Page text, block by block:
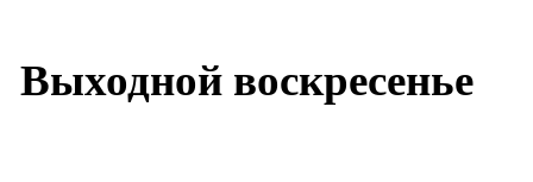
Выходной воскресенье